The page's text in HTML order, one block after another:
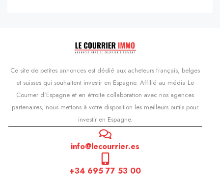
Ce site de petites annonces est dédié aux acheteurs français, belges
et suisses qui souhaitent investir en Espagne. Affilié au média Le
Courrier d'Espagne et en étroite collaboration avec nos agences
partenaires, nous mettons à votre disposition les meilleurs outils pour
investir en Espagne.
info@lecourrier.es
+34 695 77 53 00